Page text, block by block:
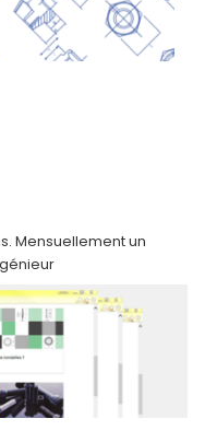
Mensuellement un